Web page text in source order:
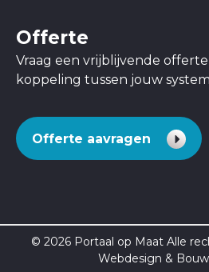
Offerte
Vraag een vrijblijvende
koppeling tussen jouw
Offerte aavragen
© 2026 Portaal op Maat Alle
Webdesign & Bouw